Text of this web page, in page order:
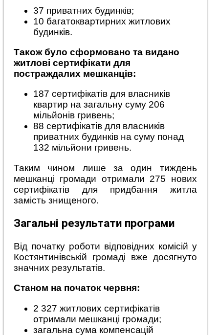
37 приватних будинків;
10 багатоквартирних житлових
будинків.
Також було сформовано та видано
житлові сертифікати для
постраждалих мешканців:
187 сертифікатів для власників
квартир на загальну суму 206
мільйонів гривень;
88 сертифікатів для власників
приватних будинків на суму понад
132 мільйони гривень.
Таким чином лише за один тиждень
мешканці громади отримали 275 нових
сертифікатів для придбання житла
замість знищеного.
Загальні результати програми
Від початку роботи відповідних комісій у
Костянтинівській громаді вже досягнуто
значних результатів.
Станом на початок червня:
2 327 житлових сертифікатів
отримали мешканці громади;
загальна сума компенсацій